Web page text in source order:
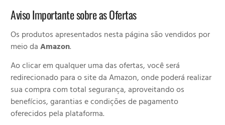
Aviso Importante sobre as Ofertas
Os produtos apresentados nesta página são vendidos por
meio daAmazon.
Ao clicar em qualquer uma das ofertas, você será
redirecionado para o site da Amazon, onde poderá realizar
sua compra com total segurança, aproveitando os
benefícios, garantias e condições de pagamento
oferecidos pela plataforma.